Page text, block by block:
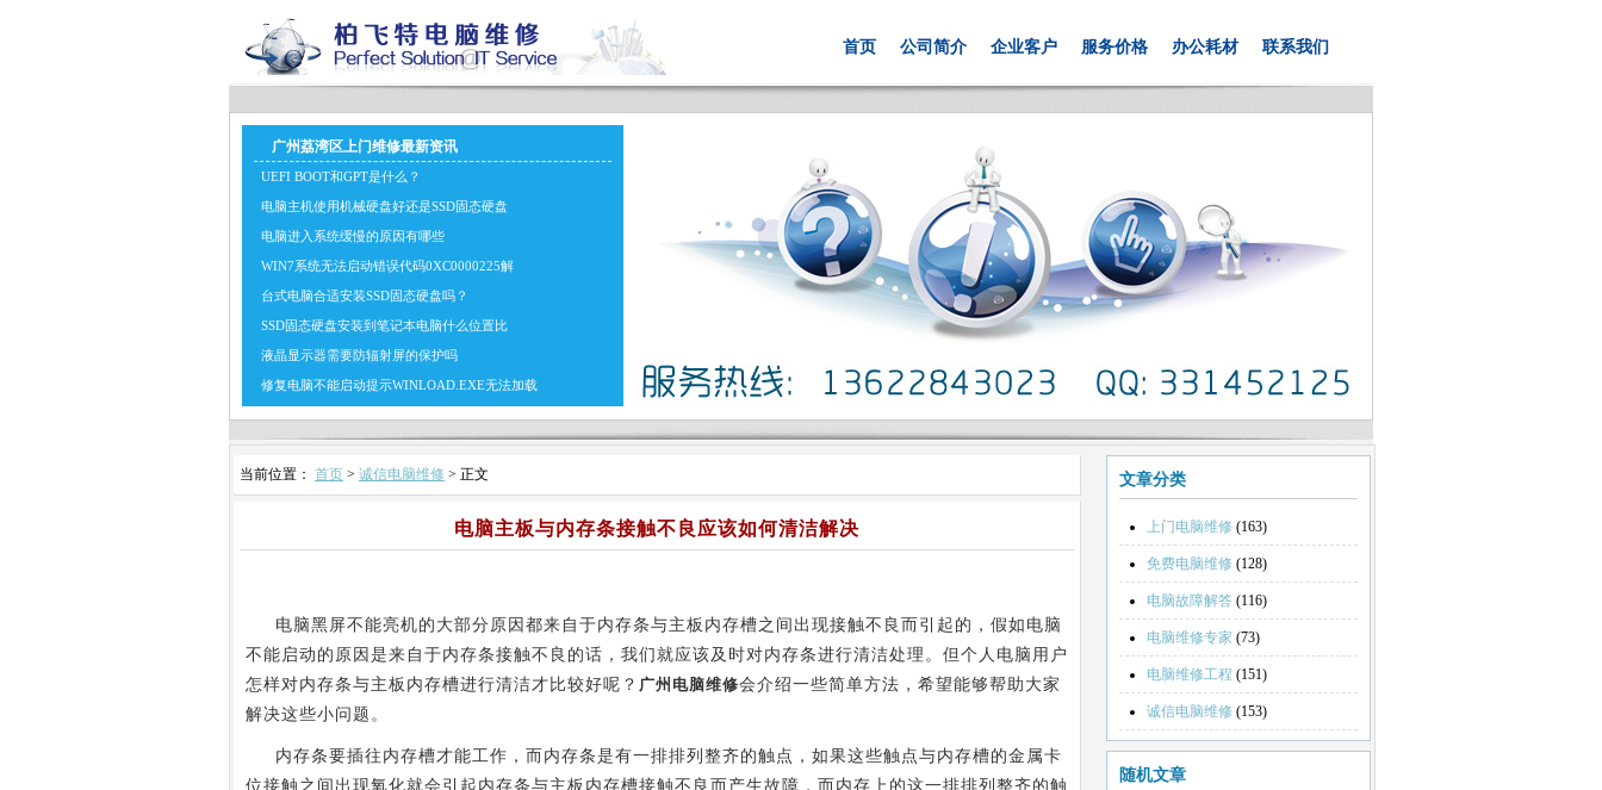
首页 公司简介 企业客户 服务价格 办公耗材 联系我们
广州荔湾区上门维修最新资讯
UEFI BOOT和GPT是什么？
电脑主机使用机械硬盘好还是SSD固态硬盘
电脑进入系统缓慢的原因有哪些
WIN7系统无法启动错误代码0XC0000225解
台式电脑合适安装SSD固态硬盘吗？
SSD固态硬盘安装到笔记本电脑什么位置比
液晶显示器需要防辐射屏的保护吗
修复电脑不能启动提示WINLOAD.EXE无法加载
当前位置： 首页 > 诚信电脑维修 > 正文
电脑主板与内存条接触不良应该如何清洁解决
电脑黑屏不能亮机的大部分原因都来自于内存条与主板内存槽之间出现接触不良而引起的，假如电脑
不能启动的原因是来自于内存条接触不良的话，我们就应该及时对内存条进行清洁处理。但个人电脑用户
怎样对内存条与主板内存槽进行清洁才比较好呢？ 广州电脑维修会介绍一些简单方法，希望能够帮助大家
解决这些小问题。
内存条要插往内存槽才能工作，而内存条是有一排排列整齐的触点，如果这些触点与内存槽的金属卡
位接触之间出现氧化就会引起内存条与主板内存槽接触不良而产生故障，而内存上的这一排排列整齐的触
文章分类
上门电脑维修 (163)
免费电脑维修 (128)
电脑故障解答 (116)
电脑维修专家 (73)
电脑维修工程 (151)
诚信电脑维修 (153)
随机文章